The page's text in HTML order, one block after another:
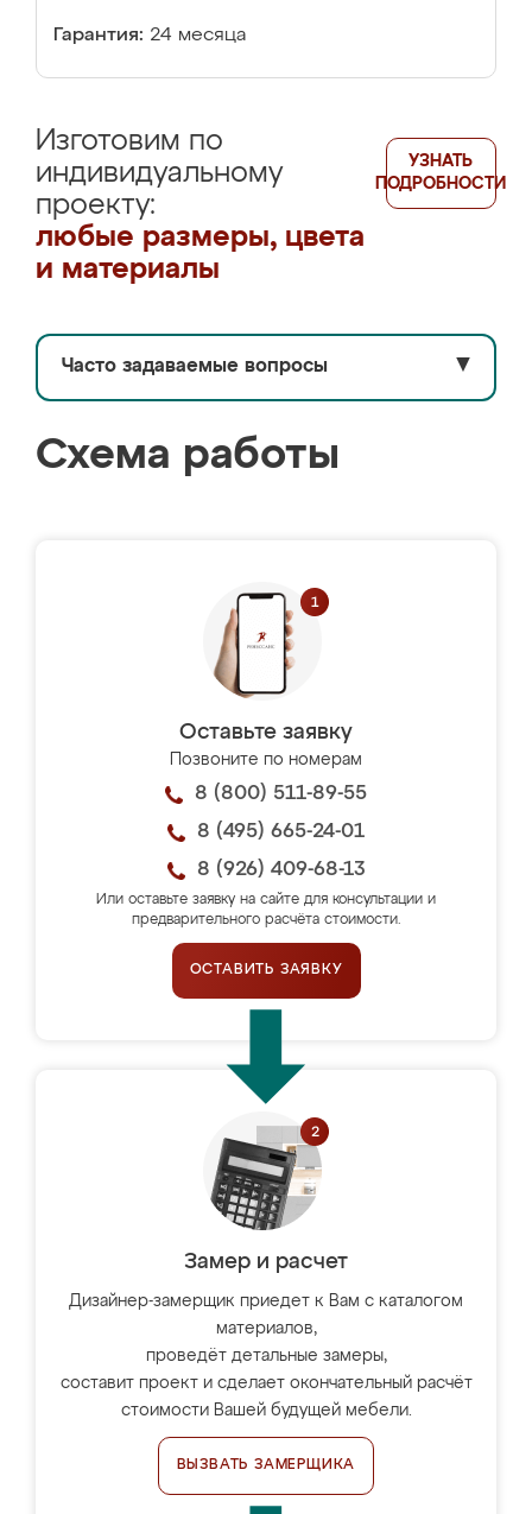
Гарантия: 24 месяца
Изготовим по
индивидуальному
проекту:
любые размеры, цвета
и материалы
УЗНАТЬ
ПОДРОБНОСТИ
Часто задаваемые вопросы ▼
Схема работы
Оставьте заявку
Позвоните по номерам
8 (800) 511-89-55
8 (495) 665-24-01
8 (926) 409-68-13
Или оставьте заявку на сайте для консультации и
предварительного расчёта стоимости.
ОСТАВИТЬ ЗАЯВКУ
Замер и расчет
Дизайнер-замерщик приедет к Вам с каталогом
материалов,
проведёт детальные замеры,
составит проект и сделает окончательный расчёт
стоимости Вашей будущей мебели.
ВЫЗВАТЬ ЗАМЕРЩИКА